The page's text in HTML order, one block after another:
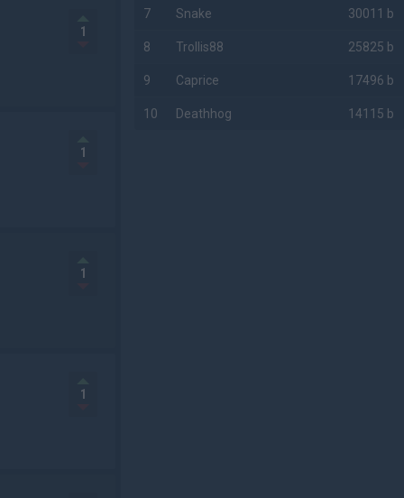
1
1
1
1
7 Snake 30011 b
8 Trollis88 25825 b
9 Caprice 17496 b
10 Deathhog 14115 b